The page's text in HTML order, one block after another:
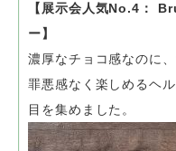
【展示会人気No.4：
ー】
濃厚なチョコ感なのに
罪悪感なく楽しめるヘ
目を集めまし